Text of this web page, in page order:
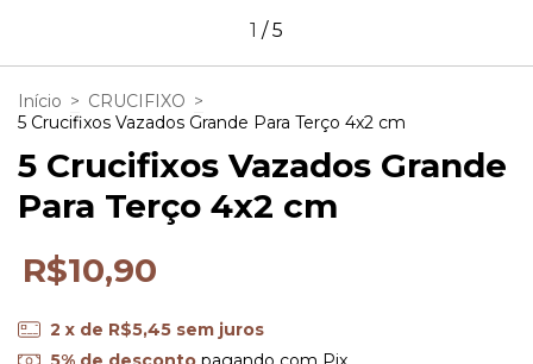
1 /5
Início > CRUCIFIXO >
5 Crucifixos Vazados Grande Para Terço 4x2 cm
5 Crucifixos Vazados Grande
Para Terço 4x2 cm
R$10,90
2 x de R$5,45 sem juros